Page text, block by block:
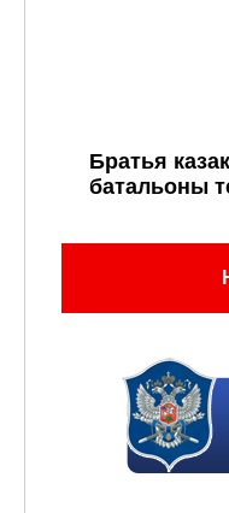
Братья
батальоны